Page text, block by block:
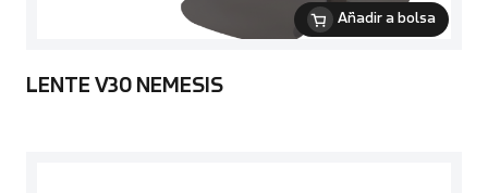
Añadir a bolsa
LENTE V30 NEMESIS